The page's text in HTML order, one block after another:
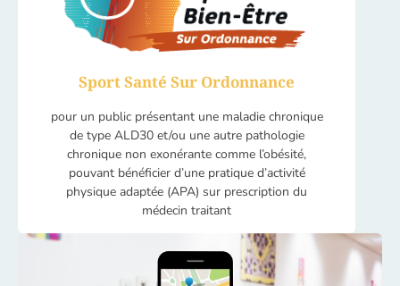
Sport Santé Sur Ordonnance
pour un public présentant une maladie chronique
de type ALD30 et/ou une autre pathologie
chronique non exonérante comme l’obésité,
pouvant bénéficier d’une pratique d’activité
physique adaptée (APA) sur prescription du
médecin traitant